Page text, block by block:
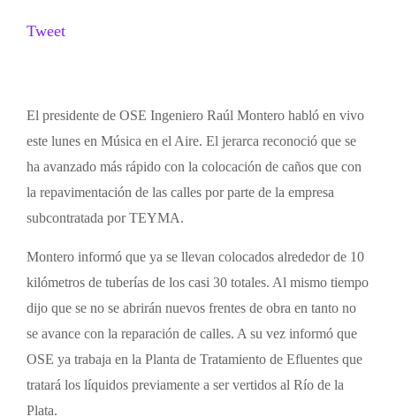
Tweet
El presidente de OSE Ingeniero Raúl Montero habló en vivo
este lunes en Música en el Aire. El jerarca reconoció que se
ha avanzado más rápido con la colocación de caños que con
la repavimentación de las calles por parte de la empresa
subcontratada por TEYMA.
Montero informó que ya se llevan colocados alrededor de 10
kilómetros de tuberías de los casi 30 totales. Al mismo tiempo
dijo que se no se abrirán nuevos frentes de obra en tanto no
se avance con la reparación de calles. A su vez informó que
OSE ya trabaja en la Planta de Tratamiento de Efluentes que
tratará los líquidos previamente a ser vertidos al Río de la
Plata.